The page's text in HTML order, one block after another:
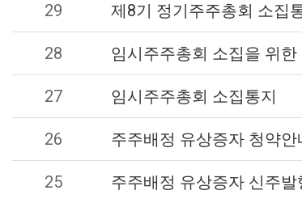
29 제8기 정기주주총회 소집
28 임시주주총회 소집을 위
27 임시주주총회 소집통지
26 주주배정 유상증자 청약안
25 주주배정 유상증자 신주발